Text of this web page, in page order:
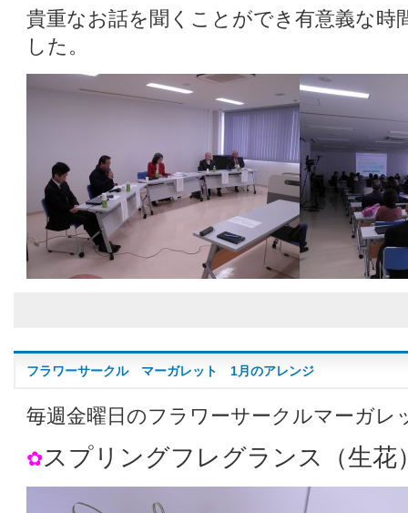
貴重なお話を聞くことができ有意義な時
した。
フラワーサークル マーガレット 1月のアレンジ
毎週金曜日のフラワーサークルマーガレ
✿スプリングフレグランス（生花